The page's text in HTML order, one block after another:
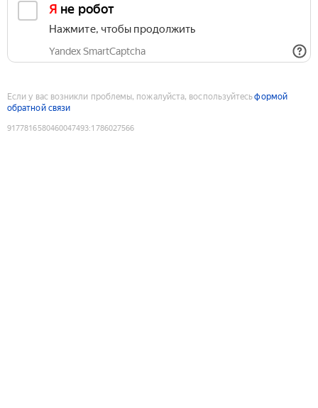
Я не робот
Нажмите, чтобы продолжить
Yandex SmartCaptcha
Если у вас возникли проблемы, пожалуйста, воспользуйтесьформой
обратной связи
9177816580460047493:1786027566